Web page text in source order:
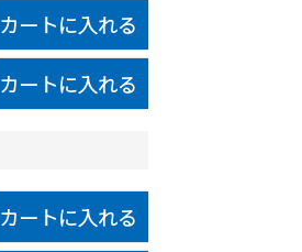
カートに入れる
カートに入れる
カートに入れる